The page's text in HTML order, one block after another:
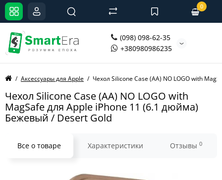
(098) 098-62-35
+380980986235
0
Аксессуары для Apple Чехол Silicone Case (AA) NO LOGO with
Чехол Silicone Case (AA) NO LOGO with
MagSafe для Apple iPhone 11 (6.1 дюйма)
Бежевый / Desert Gold
Все о товаре Характеристики Отзывы 0